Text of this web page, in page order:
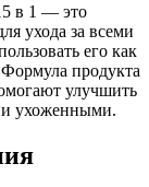
в 1 — это
ухода за всеми
его как
продукта
улучшить
и ухоженными.